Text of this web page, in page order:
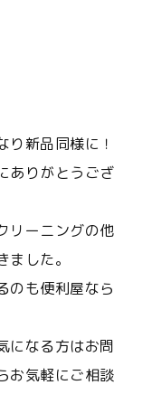
新品同様に！
ありがとうござ
リーニングの他
した。
のも便利屋なら
になる方はお問
お気軽にご相談